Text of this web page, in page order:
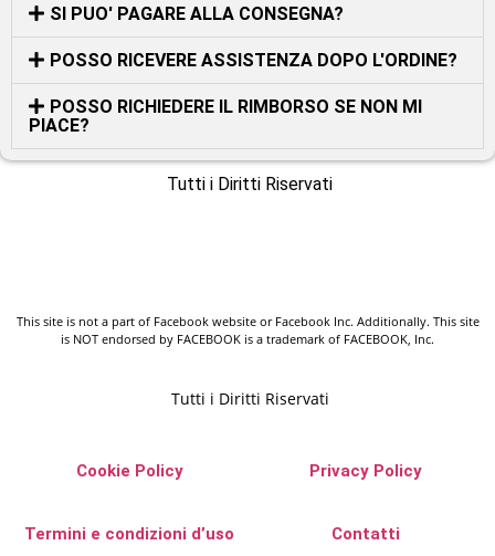
SI PUO' PAGARE ALLA CONSEGNA?
POSSO RICEVERE ASSISTENZA DOPO L'ORDINE?
POSSO RICHIEDERE IL RIMBORSO SE NON MI
PIACE?
Tutti i Diritti Riservati
This site is not a part of Facebook website or Facebook Inc. Additionally. This site
is NOT endorsed by FACEBOOK is a trademark of FACEBOOK, Inc.
Tutti i Diritti Riservati
Cookie Policy Privacy Policy
Termini e condizioni d’uso Contatti